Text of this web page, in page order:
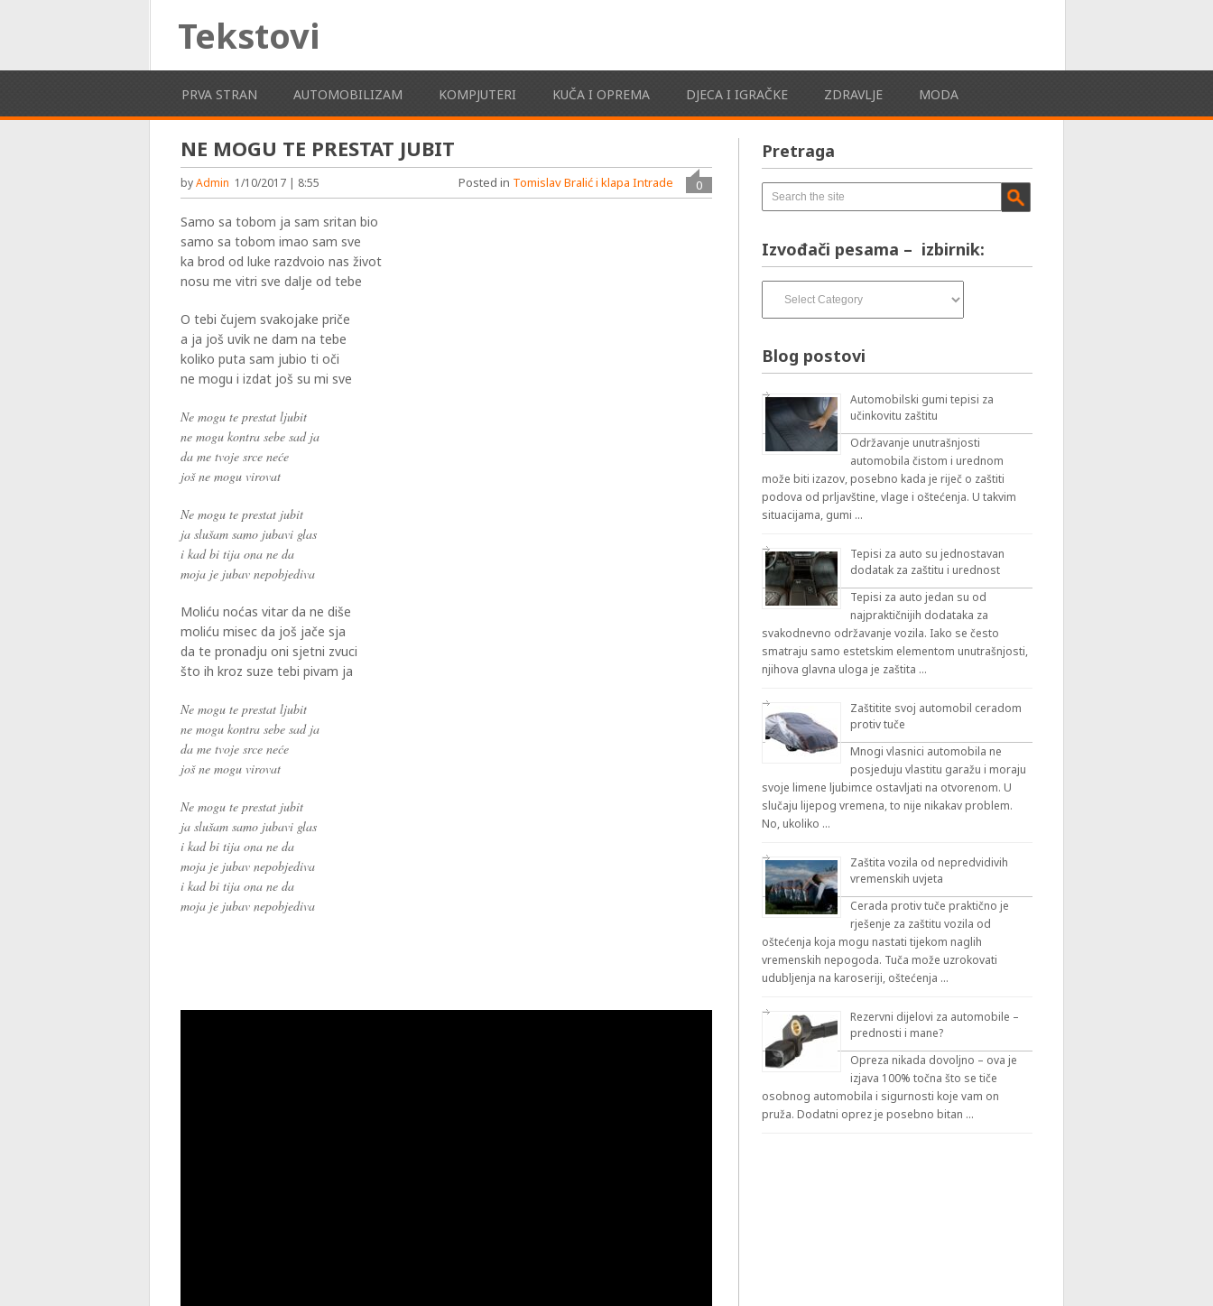
Tekstovi
PRVA STRAN AUTOMOBILIZAM KOMPJUTERI KUČA I OPREMA DJECA I IGRAČKE ZDRAVLJE MODA
NE MOGU TE PRESTAT JUBIT
byAdmin 1/10/2017 | 8:55 0
Posted in Tomislav Bralić i klapa Intrade
Samo sa tobom ja sam sritan bio
samo sa tobom imao sam sve
ka brod od luke razdvoio nas život
nosu me vitri sve dalje od tebe
O tebi čujem svakojake priče
a ja još uvik ne dam na tebe
koliko puta sam jubio ti oči
ne mogu i izdat još su mi sve
Ne mogu te prestat ljubit
ne mogu kontra sebe sad ja
da me tvoje srce neće
još ne mogu virovat
Ne mogu te prestat jubit
ja slušam samo jubavi glas
i kad bi tija ona ne da
moja je jubav nepobjediva
Moliću noćas vitar da ne diše
moliću misec da još jače sja
da te pronadju oni sjetni zvuci
što ih kroz suze tebi pivam ja
Ne mogu te prestat ljubit
ne mogu kontra sebe sad ja
da me tvoje srce neće
još ne mogu virovat
Ne mogu te prestat jubit
ja slušam samo jubavi glas
i kad bi tija ona ne da
moja je jubav nepobjediva
i kad bi tija ona ne da
moja je jubav nepobjediva
Pretraga
Izvođači pesama – izbirnik:
pesama
Blog postovi
Automobilski gumi tepisi za
učinkovitu zaštitu
Održavanje unutrašnjosti
automobila čistom i urednom
može biti izazov, posebno kada je riječ o zaštiti
podova od prljavštine, vlage i oštećenja. U takvim
situacijama, gumi …
Tepisi za auto su jednostavan
dodatak za zaštitu i urednost
Tepisi za auto jedan su od
najpraktičnijih dodataka za
svakodnevno održavanje vozila. Iako se često
smatraju samo estetskim elementom unutrašnjosti,
njihova glavna uloga je zaštita …
Zaštitite svoj automobil ceradom
protiv tuče
Mnogi vlasnici automobila ne
posjeduju vlastitu garažu i moraju
svoje limene ljubimce ostavljati na otvorenom. U
slučaju lijepog vremena, to nije nikakav problem.
No, ukoliko …
Zaštita vozila od nepredvidivih
vremenskih uvjeta
Cerada protiv tuče praktično je
rješenje za zaštitu vozila od
oštećenja koja mogu nastati tijekom naglih
vremenskih nepogoda. Tuča može uzrokovati
udubljenja na karoseriji, oštećenja …
Rezervni dijelovi za automobile –
prednosti i mane?
Opreza nikada dovoljno – ova je
izjava 100% točna što se tiče
osobnog automobila i sigurnosti koje vam on
pruža. Dodatni oprez je posebno bitan …